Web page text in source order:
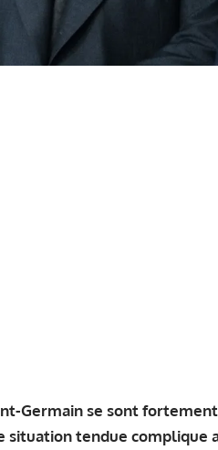
Germain se sont
tendue complique